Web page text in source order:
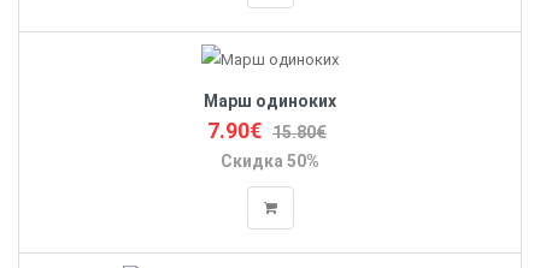
Марш одиноких
7.90€ 15.80€
Скидка 50%